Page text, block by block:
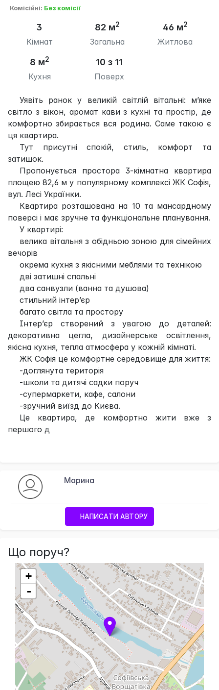
Комісійні: Без комісії
3
Кімнат
82 м2
Загальна
46 м2
Житлова
8 м2
Кухня
10 з 11
Поверх
Уявіть ранок у великій світлій вітальні: м’яке
світло з вікон, аромат кави з кухні та простір, де
комфортно збирається вся родина. Саме такою є
ця квартира.
Тут присутні спокій, стиль, комфорт та
затишок.
Пропонується простора 3-кімнатна квартира
площею 82,6 м у популярному комплексі ЖК Софія,
вул. Лесі Українки.
Квартира розташована на 10 та мансардному
поверсі і має зручне та функціональне планування.
У квартирі:
велика вітальня з обідньою зоною для сімейних
вечорів
окрема кухня з якісними меблями та технікою
дві затишні спальні
два санвузли (ванна та душова)
стильний інтер’єр
багато світла та простору
Інтер’єр створений з увагою до деталей:
декоративна цегла, дизайнерське освітлення,
якісна кухня, тепла атмосфера у кожній кімнаті.
ЖК Софія це комфортне середовище для життя:
-доглянута територія
-школи та дитячі садки поруч
-супермаркети, кафе, салони
-зручний виїзд до Києва.
Це квартира, де комфортно жити вже з
першого д
Марина
НАПИСАТИ АВТОРУ
Що поруч?
+
-